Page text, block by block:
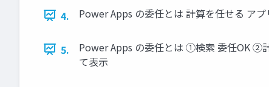
4. Power Apps の委任とは 計算を任せる ア
5.
Power Apps の委任とは ①検索 委任OK ②
て表示